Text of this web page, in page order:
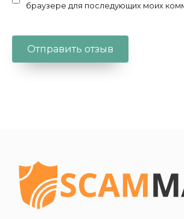
браузере для последующих моих